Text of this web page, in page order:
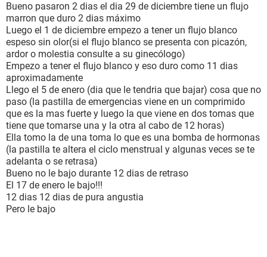
100.Tenía muchísima hambre y antojos de comer dulce,
mucha fatiga, me sentía muy cansada y estaba muy
susceptible. Sí sentí náuseas - lo que es normal-, pero no
vomité ytuve muchísimo fluido vaginal. Todo esto es súper
normal que pase, porque la pastilla es una
Respecto al fluido vaginal -o flujo cervical- que tuve, era el
mismo que presento antes de tener mi sangrado, blanco
muy espeso sin olor. En este caso, elflujo vaginalse produce
gracias a la pastilla. En teoría, el flujo espeso evitaría el paso
de los espermatozoides al útero evitando que alguno de
estos fecunde.Y otra cosa no menos importante, - quizás lo
más importante - la pastilla retrasa la ovulación es acá
donde comienza el lío de fechas y nosotras entramos en
pánico.
De acuerdo con mi calendario,me tenía que bajar el día 1 de
febrero. Hasta ese día estuve súper tranquila. Sabía que
había tomado la pastilla perfectamente, había pasado por
los efectos de la pastilla – que no son para nada agradables
Bueno pasaron 2 dias el dia 29 de diciembre tiene un flujo
marron que duro 2 dias máximo
Luego el 1 de diciembre empezo a tener un flujo blanco
espeso sin olor(si el flujo blanco se presenta con picazón,
ardor o molestia consulte a su ginecólogo)
Empezo a tener el flujo blanco y eso duro como 11 dias
aproximadamente
Llego el 5 de enero (dia que le tendria que bajar) cosa que no
paso (la pastilla de emergencias viene en un comprimido
que es la mas fuerte y luego la que viene en dos tomas que
tiene que tomarse una y la otra al cabo de 12 horas)
Ella tomo la de una toma lo que es una bomba de hormonas
(la pastilla te altera el ciclo menstrual y algunas veces se te
adelanta o se retrasa)
Bueno no le bajo durante 12 dias de retraso
El 17 de enero le bajo!!!
12 dias 12 dias de pura angustia
Pero le bajo